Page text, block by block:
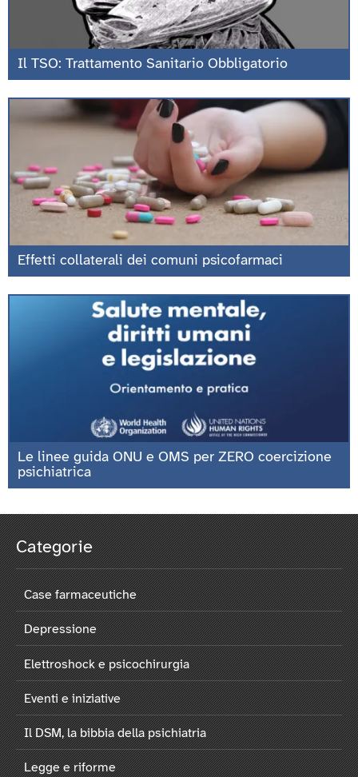
Il TSO: Trattamento Sanitario Obbligatorio
Effetti collaterali dei comuni psicofarmaci
Le linee guida ONU e OMS per ZERO coercizione
psichiatrica
Categorie
Case farmaceutiche
Depressione
Elettroshock e psicochirurgia
Eventi e iniziative
Il DSM, la bibbia della psichiatria
Legge e riforme